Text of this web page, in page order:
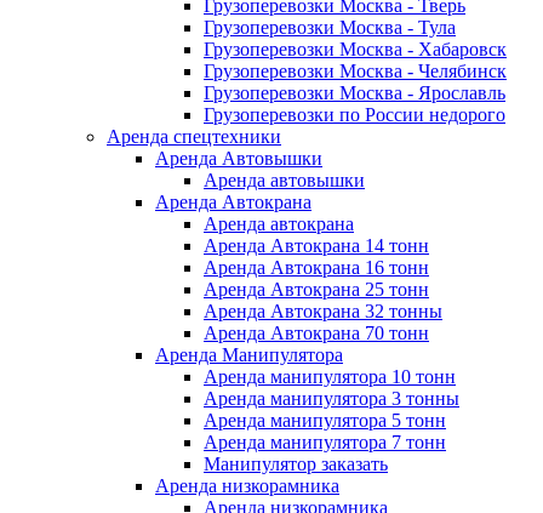
Грузоперевозки Москва - Тверь
Грузоперевозки Москва - Тула
Грузоперевозки Москва - Хабаровск
Грузоперевозки Москва - Челябинск
Грузоперевозки Москва - Ярославль
Грузоперевозки по России недорого
Аренда спецтехники
Аренда Автовышки
Аренда автовышки
Аренда Автокрана
Аренда автокрана
Аренда Автокрана 14 тонн
Аренда Автокрана 16 тонн
Аренда Автокрана 25 тонн
Аренда Автокрана 32 тонны
Аренда Автокрана 70 тонн
Аренда Манипулятора
Аренда манипулятора 10 тонн
Аренда манипулятора 3 тонны
Аренда манипулятора 5 тонн
Аренда манипулятора 7 тонн
Манипулятор заказать
Аренда низкорамника
Аренда низкорамника